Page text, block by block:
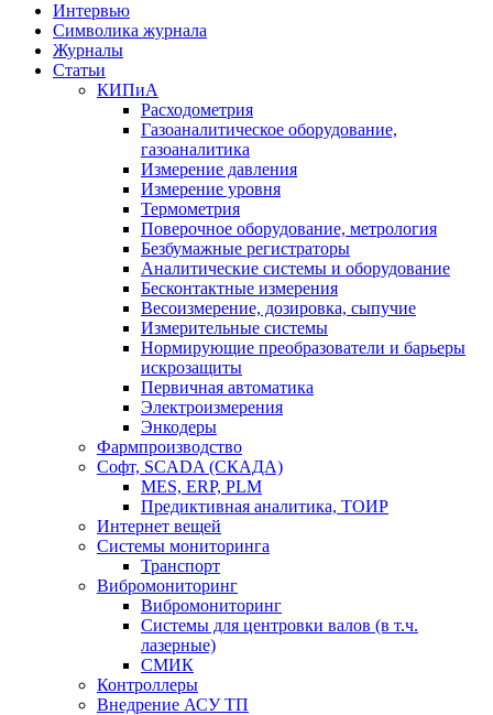
Интервью
Символика журнала
Журналы
Статьи
КИПиА
Расходометрия
Газоаналитическое оборудование,
газоаналитика
Измерение давления
Измерение уровня
Термометрия
Поверочное оборудование, метрология
Безбумажные регистраторы
Аналитические системы и оборудование
Бесконтактные измерения
Весоизмерение, дозировка, сыпучие
Измерительные системы
Нормирующие преобразователи и барьеры
искрозащиты
Первичная автоматика
Электроизмерения
Энкодеры
Фармпроизводство
Софт, SCADA (СКАДА)
MES, ERP, PLM
Предиктивная аналитика, ТОИР
Интернет вещей
Системы мониторинга
Транспорт
Вибромониторинг
Вибромониторинг
Системы для центровки валов (в т.ч.
лазерные)
СМИК
Контроллеры
Внедрение АСУ ТП